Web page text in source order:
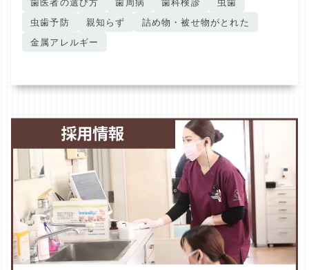
歯医者の選び方
歯周病 歯科検診
虫歯
虫歯予防
親知らず
詰め物・被せ物がとれた
金属アレルギー